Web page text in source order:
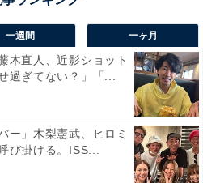
一週間 一ヶ月
木直人、近影ショット
過ぎてない？」「...
ー」木梨憲武、ヒロミ
び掛ける。ISS...